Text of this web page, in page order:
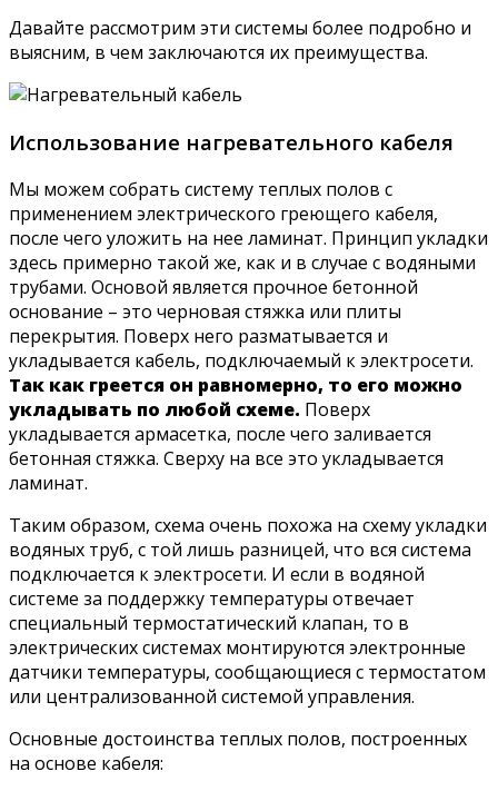
Давайте рассмотрим эти системы более подробно и
выясним, в чем заключаются их преимущества.
Использование нагревательного кабеля
Мы можем собрать систему теплых полов с
применением электрического греющего кабеля,
после чего уложить на нее ламинат. Принцип укладки
здесь примерно такой же, как и в случае с водяными
трубами. Основой является прочное бетонной
основание – это черновая стяжка или плиты
перекрытия. Поверх него разматывается и
укладывается кабель, подключаемый к электросети.
Так как греется он равномерно, то его можно
укладывать по любой схеме. Поверх
укладывается армасетка, после чего заливается
бетонная стяжка. Сверху на все это укладывается
ламинат.
Таким образом, схема очень похожа на схему укладки
водяных труб, с той лишь разницей, что вся система
подключается к электросети. И если в водяной
системе за поддержку температуры отвечает
специальный термостатический клапан, то в
электрических системах монтируются электронные
датчики температуры, сообщающиеся с термостатом
или централизованной системой управления.
Основные достоинства теплых полов, построенных
на основе кабеля: